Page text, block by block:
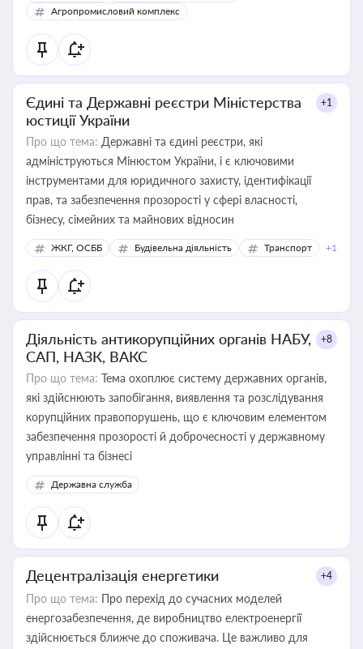
Агропромисловий комплекс
Єдині та Державні реєстри Міністерства
юстиції України
+1
Про що тема: Державні та єдині реєстри, які
адмініструються Мінюстом України, і є ключовими
інструментами для юридичного захисту, ідентифікації
прав, та забезпечення прозорості у сфері власності,
бізнесу, сімейних та майнових відносин
ЖКГ, ОСББ Будівельна діяльність Транспорт +1
Діяльність антикорупційних органів НАБУ,
САП, НАЗК, ВАКС
+8
Про що тема: Тема охоплює систему державних органів,
які здійснюють запобігання, виявлення та розслідування
корупційних правопорушень, що є ключовим елементом
забезпечення прозорості й доброчесності у державному
управлінні та бізнесі
Державна служба
Децентралізація енергетики +4
Про що тема: Про перехід до сучасних моделей
енергозабезпечення, де виробництво електроенергії
здійснюється ближче до споживача. Це важливо для